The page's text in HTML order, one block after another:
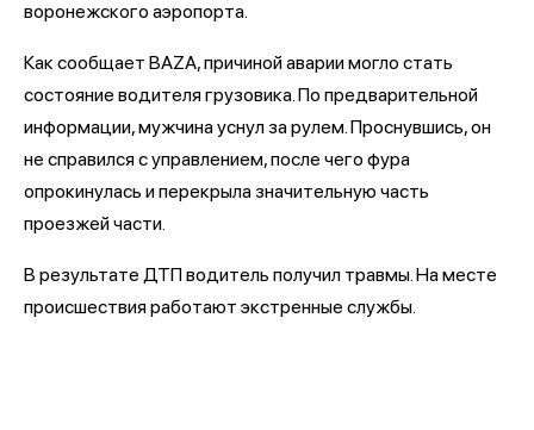
воронежского аэропорта.
Как сообщает BAZA, причиной аварии могло стать
состояние водителя грузовика. По предварительной
информации, мужчина уснул за рулем. Проснувшись, он
не справился с управлением, после чего фура
опрокинулась и перекрыла значительную часть
проезжей части.
В результате ДТП водитель получил травмы. На месте
происшествия работают экстренные службы.